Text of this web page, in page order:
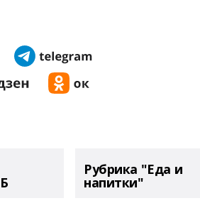
Рубрика "Еда и
напитки"